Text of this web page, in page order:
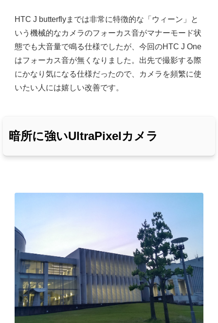
HTC J butterflyまでは非常に特徴的な「ウィーン」と
いう機械的なカメラのフォーカス音がマナーモード状
態でも大音量で鳴る仕様でしたが、今回のHTC J One
はフォーカス音が無くなりました。出先で撮影する際
にかなり気になる仕様だったので、カメラを頻繁に使
いたい人には嬉しい改善です。
暗所に強いUltraPixelカメラ